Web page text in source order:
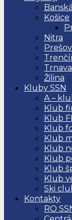
Košice
Nitra
Prešov
Trnava
Žilina
Kluby SSN
A –
Klub
Klub
Klub
Klub
Klub
Klub
Klub
Klub
Ski
Kontakty
RO